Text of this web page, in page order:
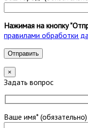
Нажимая на кнопку
правилами обработки
×
Задать вопрос
Ваше имя* (обязательно)